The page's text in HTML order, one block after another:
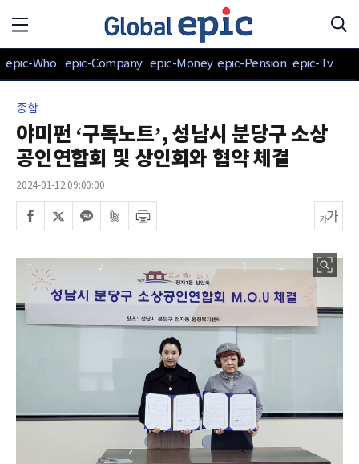
epic-Who epic-Company epic-Money epic-Pension epic-Tv
종합
야미펀 ‘구독노트’, 성남시 분당구 소상
공인연합회 및 상인회와 협약 체결
2024-01-12 09:00:00